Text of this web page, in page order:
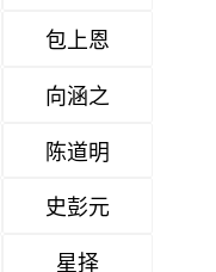
包上恩
向涵之
陈道明
史彭元
星择